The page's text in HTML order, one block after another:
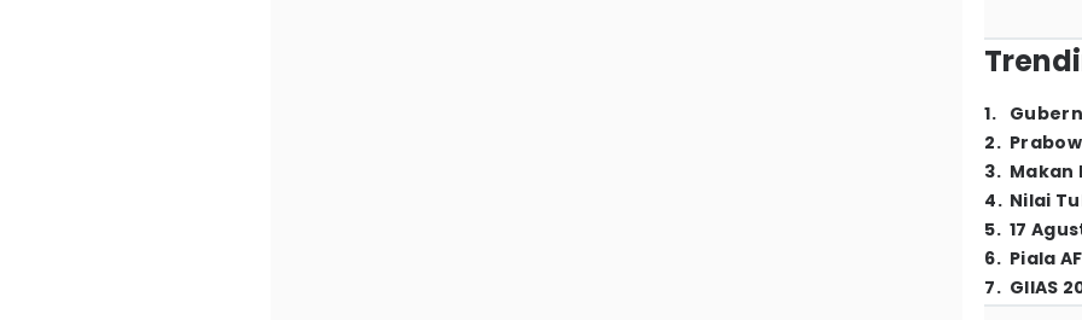
1.
2.
3. Makan
4. Nilai
5. 17
6. Piala
7. GIIAS